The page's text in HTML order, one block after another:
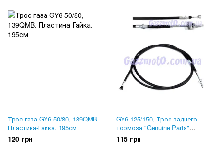
Трос газа GY6 50/80, 139QMB.
Пластина-Гайка. 195см
120 грн
GY6 125/150, Трос заднего
тормоза "Genuine Parts"
(2150мм)
115 грн